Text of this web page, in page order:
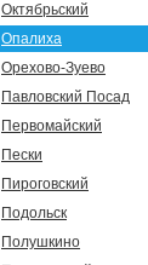
Октябрьский
Опалиха
Орехово-Зуево
Павловский Посад
Первомайский
Пески
Пироговский
Подольск
Полушкино